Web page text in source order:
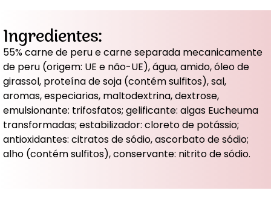
Ingredientes:
55% carne de peru e carne separada mecanicamente
de peru (origem: UE e não-UE), água, amido, óleo de
girassol, proteína de soja (contém sulfitos), sal,
aromas, especiarias, maltodextrina, dextrose,
emulsionante: trifosfatos; gelificante: algas Eucheuma
transformadas; estabilizador: cloreto de potássio;
antioxidantes: citratos de sódio, ascorbato de sódio;
alho (contém sulfitos), conservante: nitrito de sódio.